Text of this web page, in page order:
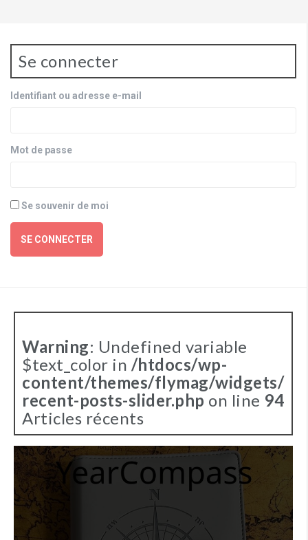
Se connecter
Identifiant ou adresse e-mail
Mot de passe
Se souvenir de moi
SE CONNECTER
Warning: Undefined variable
$text_color in /htdocs/wp-
content/themes/flymag/widgets/
recent-posts-slider.php on line 94
Articles récents